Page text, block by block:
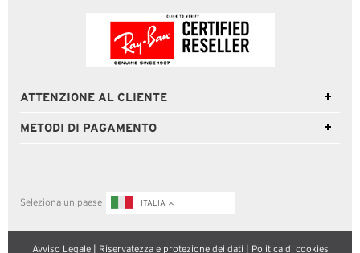
ATTENZIONE AL CLIENTE
METODI DI PAGAMENTO
Seleziona un paese ITALIA
Avviso Legale| Riservatezza e protezione dei dati Politica di cookies